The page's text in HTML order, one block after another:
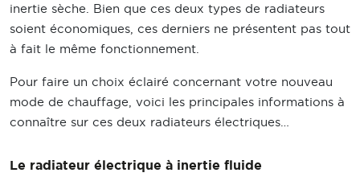
inertie sèche. Bien que ces deux types de radiateurs
soient économiques, ces derniers ne présentent pas tout
à fait le même fonctionnement.
Pour faire un choix éclairé concernant votre nouveau
mode de chauffage, voici les principales informations à
connaître sur ces deux radiateurs électriques…
Le radiateur électrique à inertie fluide